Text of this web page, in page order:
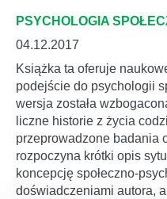
PSYCHOLOGIA
04.12.2017
Książka ta oferuje
podejście do psychologii
wersja została
liczne historie z życia
przeprowadzone badania
rozpoczyna krótki opis
koncepcję społeczno-
doświadczeniami autora,